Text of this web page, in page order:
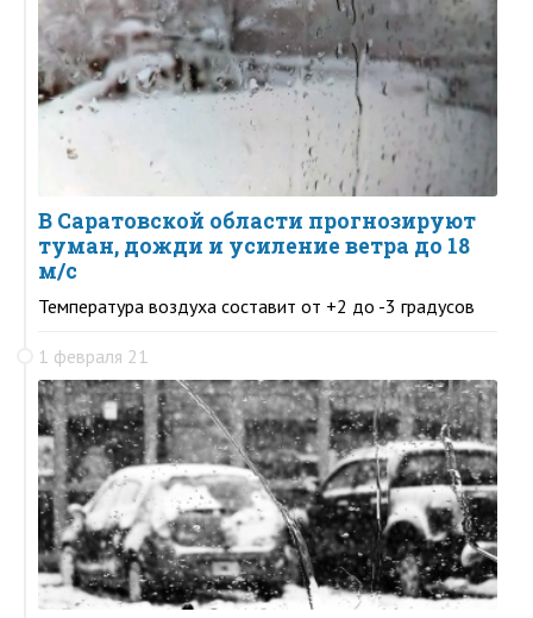
В Саратовской области прогнозируют
туман, дожди и усиление ветра до 18
м/с
Температура воздуха составит от +2 до -3 градусов
1 февраля 21